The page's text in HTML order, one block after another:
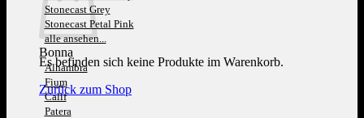
Es befinden sich keine Produkte im Warenkorb.
Zurück zum Shop
Stonecast Grey
Stonecast Petal Pink
alle ansehen...
Bonna
Alhambra
Fium
Calif
Patera